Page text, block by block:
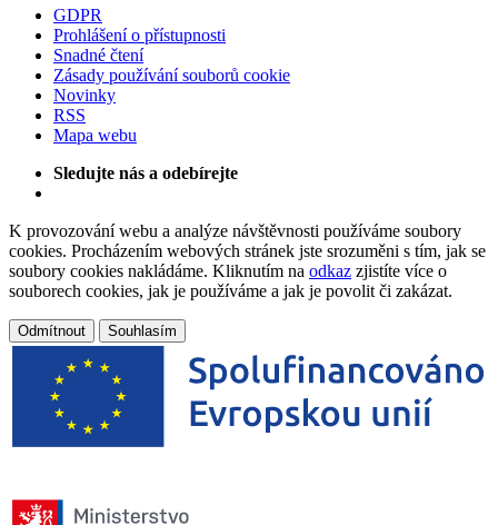
GDPR
Prohlášení o přístupnosti
Snadné čtení
Zásady používání souborů cookie
Novinky
RSS
Mapa webu
Sledujte nás a odebírejte
K provozování webu a analýze návštěvnosti používáme soubory
cookies. Procházením webových stránek jste srozuměni s tím, jak se
soubory cookies nakládáme. Kliknutím na odkaz zjistíte více o
souborech cookies, jak je používáme a jak je povolit či zakázat.
Odmítnout Souhlasím